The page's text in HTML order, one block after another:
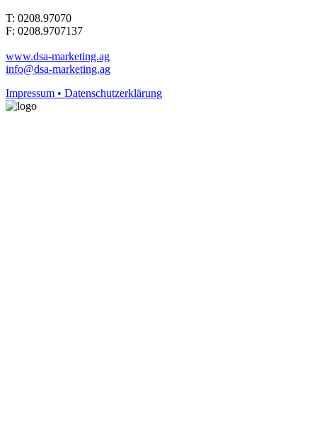
T: 0208.97070
F: 0208.9707137
www.dsa-marketing.ag
info@dsa-marketing.ag
Impressum • Datenschutzerklärung